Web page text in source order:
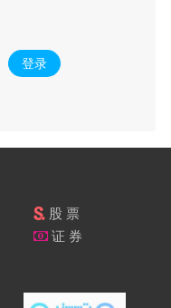
登录 。
股 票
证 券